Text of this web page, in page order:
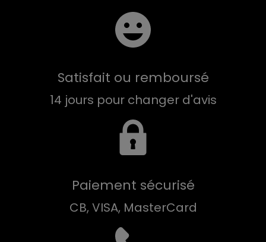
Satisfait ou remboursé
14 jours pour changer d'avis
Paiement sécurisé
CB, VISA, MasterCard